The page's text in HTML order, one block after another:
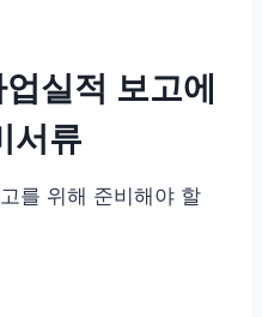
실적 보고에
서류
를 위해 준비해야 할